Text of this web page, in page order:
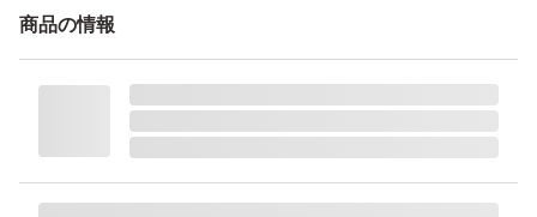
商品の情報